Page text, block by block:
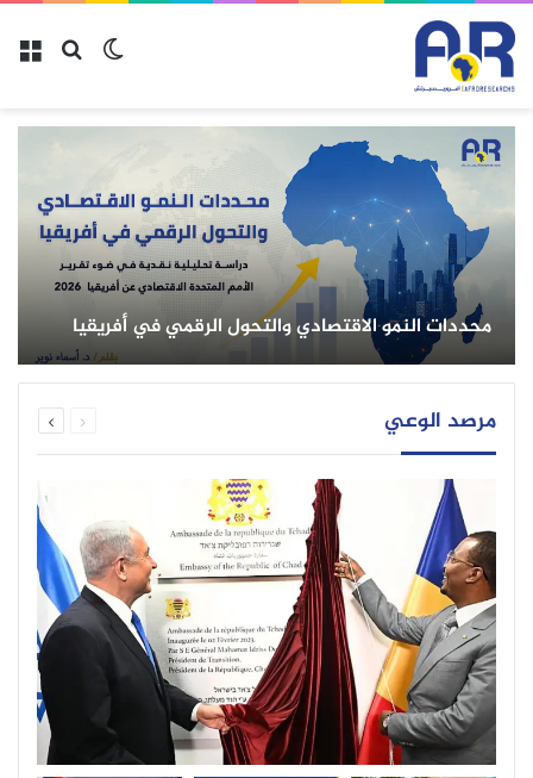
محددات النمو الاقتصادي والتحول الرقمي في أفريقيا
مرصد الوعي